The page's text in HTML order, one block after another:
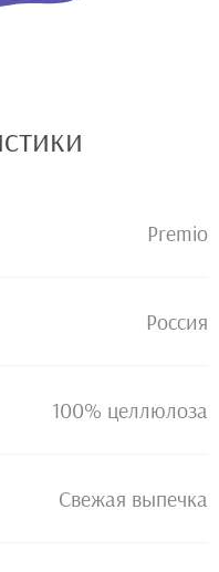
Premio
Россия
100% целлюлоза
Свежая выпечка